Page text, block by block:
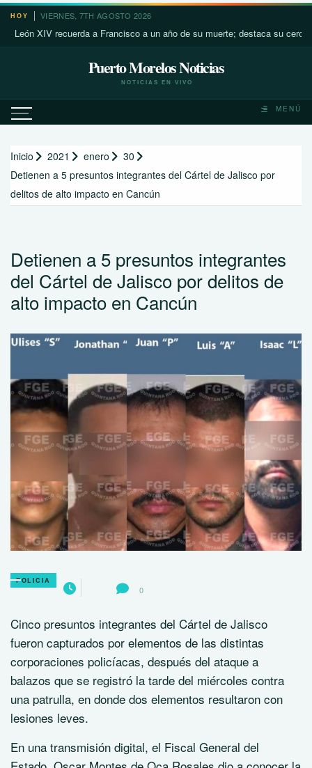
Saltar
contenido
HOY VIERNES, 7TH AGOSTO 2026
XIV recuerda a Francisco a un año de su muerte; destaca su cercanía
Puerto Morelos Noticias
NOTICIAS EN VIVO
MENÚ
Inicio 2021 enero
30
Detienen a 5 presuntos integrantes del Cártel de Jalisco por
delitos de alto impacto en Cancún
Detienen a 5 presuntos integrantes
del Cártel de Jalisco por delitos de
alto impacto en Cancún
POLICIA
0
Cinco presuntos integrantes del Cártel de Jalisco
fueron capturados por elementos de las distintas
corporaciones policíacas, después del ataque a
balazos que se registró la tarde del miércoles contra
una patrulla, en donde dos elementos resultaron con
lesiones leves.
En una transmisión digital, el Fiscal General del